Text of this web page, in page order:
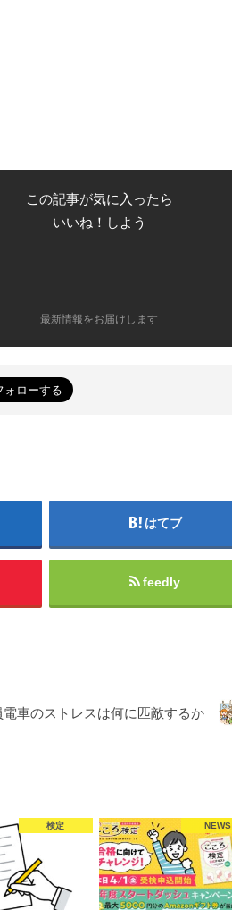
この記事が気に入ったら
いいね！しよう
最新情報をお届けします
はてブ
feedly
電車のストレスは何に匹敵するか
検定 NEWS